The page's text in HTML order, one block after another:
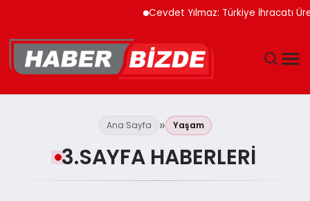
Cevdet Yılmaz: Türkiye İhracatı
YAŞAM
Ana Sayfa Yaşam
3.SAYFA HABERLERI